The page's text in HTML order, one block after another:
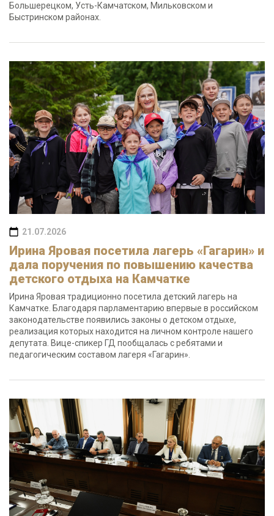
Большерецком, Усть-Камчатском, Мильковском и
Быстринском районах.
21.07.2026
Ирина Яровая посетила лагерь «Гагарин» и
дала поручения по повышению качества
детского отдыха на Камчатке
Ирина Яровая традиционно посетила детский лагерь на
Камчатке. Благодаря парламентарию впервые в российском
законодательстве появились законы о детском отдыхе,
реализация которых находится на личном контроле нашего
депутата. Вице-спикер ГД пообщалась с ребятами и
педагогическим составом лагеря «Гагарин».